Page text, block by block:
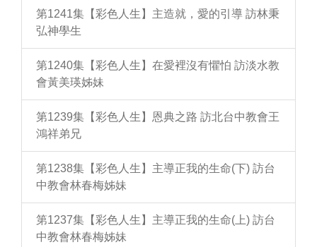
第1241集【彩色人生】主造就，愛的引導 訪林秉
弘神學生
第1240集【彩色人生】在愛裡沒有懼怕 訪淡水教
會黃美瑛姊妹
第1239集【彩色人生】恩典之路 訪北台中教會王
鴻祥弟兄
第1238集【彩色人生】主導正我的生命(下) 訪台
中教會林春梅姊妹
第1237集【彩色人生】主導正我的生命(上) 訪台
中教會林春梅姊妹